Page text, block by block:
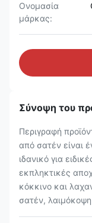
Ονομασία
μάρκας:
Σύνοψη του
Περιγραφή
από σατέν είναι
ιδανικό για
εκπληκτικές
κόκκινο και
σατέν,